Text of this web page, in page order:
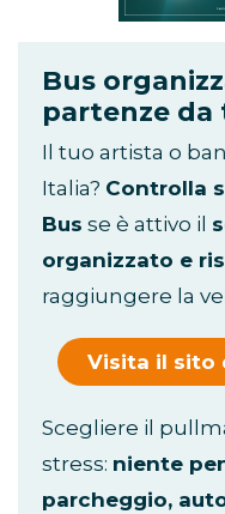
Bus
partenze
Il tuo artista o
Italia? Controlla
Bus se è attivo il
organizzato e
raggiungere la
Visita il sito
Scegliere il
stress: niente
parcheggio,